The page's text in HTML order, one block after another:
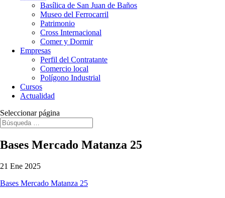
Basílica de San Juan de Baños
Museo del Ferrocarril
Patrimonio
Cross Internacional
Comer y Dormir
Empresas
Perfil del Contratante
Comercio local
Polígono Industrial
Cursos
Actualidad
Seleccionar página
Bases Mercado Matanza 25
21 Ene 2025
Bases Mercado Matanza 25